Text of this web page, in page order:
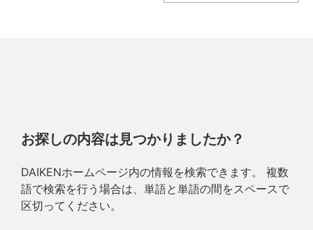
お探しの内容は見つかりましたか？
DAIKENホームページ内の情報を検索できます。 複数
語で検索を行う場合は、単語と単語の間をスペースで
区切ってください。